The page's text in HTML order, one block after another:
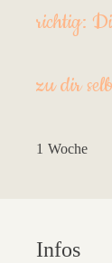
richtig:
zu dir
1 Woche
Infos